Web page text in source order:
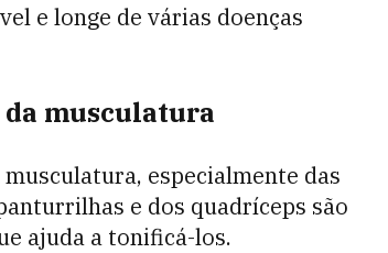
e longe de várias doenças
musculatura
especialmente das
e dos quadríceps são
ajuda a tonificá-los.